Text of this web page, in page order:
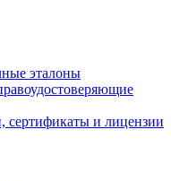
эталоны
сертификаты и лицензии